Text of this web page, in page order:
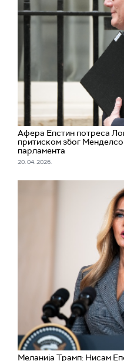
Афера Епстин потреса
притиском због
парламента
20. 04. 2026.
Меланија Трамп: Нисам